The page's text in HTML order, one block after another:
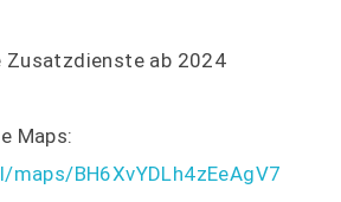
Zusatzdienste ab 2024
Maps:
BH6XvYDLh4zEeAgV7